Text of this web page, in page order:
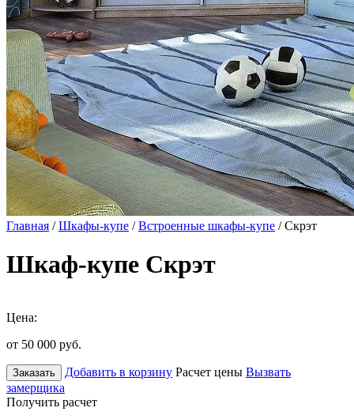
Главная /Шкафы-купе /Встроенные шкафы-купе / Скрэт
Шкаф-купе Скрэт
Цена:
от 50 000 руб.
Заказать Добавить в корзину Расчет цены Вызвать
замерщика
Получить расчет